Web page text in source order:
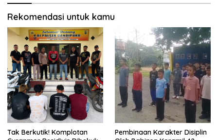
Rekomendasi untuk kamu
Tak Berkutik! Komplotan
Pembinaan Karakter Disiplin